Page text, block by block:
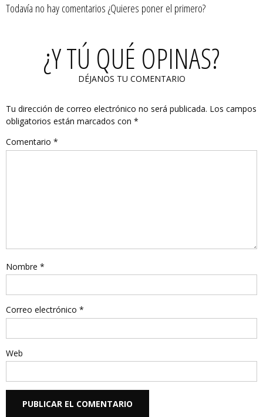
Todavía no hay comentarios ¿Quieres poner el primero?
¿Y TÚ QUÉ OPINAS?
DÉJANOS TU COMENTARIO
Tu dirección de correo electrónico no será publicada. Los campos
obligatorios están marcados con *
Comentario *
Nombre *
Correo electrónico *
Web